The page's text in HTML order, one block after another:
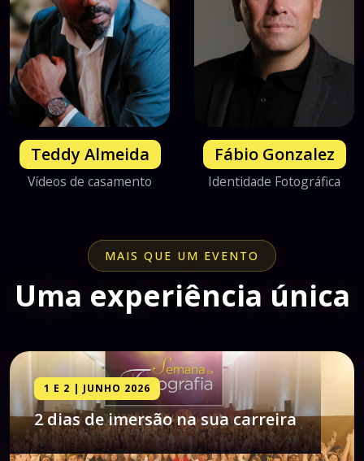
Teddy Almeida
Vídeos de casamento
Fábio Gonzalez
Identidade Fotográfica
MAIS QUE UM EVENTO
Uma experiência única
1 E 2 | JUNHO 2026
2 dias de imersão na sua carreira